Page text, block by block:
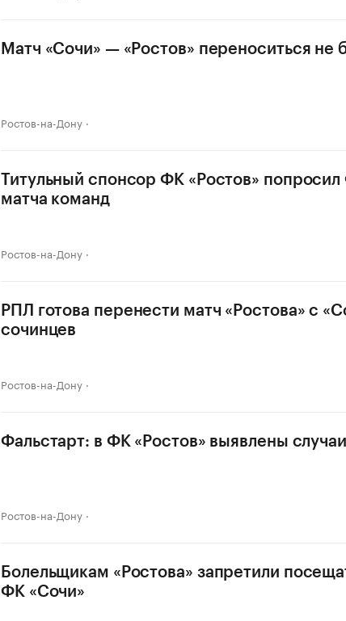
Матч «Сочи» — «Ростов» переноситься не
Ростов-на-Дону
Титульный спонсор ФК «Ростов»
матча команд
Ростов-на-Дону
РПЛ готова перенести матч «Ростова» с
сочинцев
Ростов-на-Дону
Фальстарт: в ФК «Ростов» выявлены
Ростов-на-Дону
Болельщикам «Ростова» запретили
ФК «Сочи»